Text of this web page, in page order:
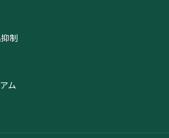
制
ム